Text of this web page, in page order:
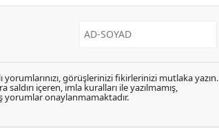
görüşlerinizi fikirlerinizi mutlaka yazın.
içeren, imla kuralları ile yazılmamış,
yorumlar onaylanmamaktadır.